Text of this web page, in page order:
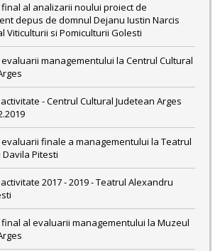
al analizarii noului proiect de
depus de domnul Dejanu Iustin Narcis
Viticulturii si Pomiculturii Golesti
managementului la Centrul Cultural
- Centrul Cultural Judetean Arges
finale a managementului la Teatrul
Pitesti
2017 - 2019 - Teatrul Alexandru
al evaluarii managementului la Muzeul